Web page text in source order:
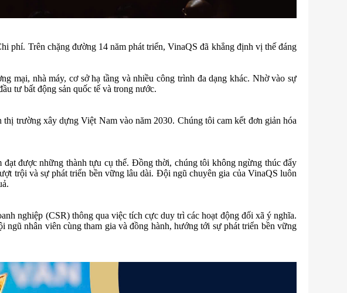
phí. Trên chặng đường 14 năm phát triển, VinaQS đã khẳng định vị thế đáng
mại, nhà máy, cơ sở hạ tầng và nhiều công trình đa dạng khác. Nhờ vào sự
tư bất động sản quốc tế và trong nước.
thị trường xây dựng Việt Nam vào năm 2030. Chúng tôi cam kết đơn giản hóa
được những thành tựu cụ thể. Đồng thời, chúng tôi không ngừng thúc đẩy
trội và sự phát triển bền vững lâu dài. Đội ngũ chuyên gia của VinaQS luôn
nghiệp (CSR) thông qua việc tích cực duy trì các hoạt động đối xã ý nghĩa.
nhân viên cùng tham gia và đồng hành, hướng tới sự phát triển bền vững